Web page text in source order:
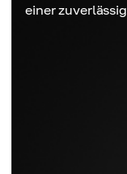
einer